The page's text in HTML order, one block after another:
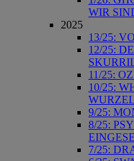
WIR
2025
13/25:
12/25:
11/25:
10/25:
9/25:
8/25:
7/25: